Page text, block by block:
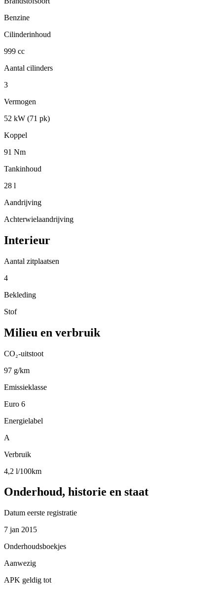
Benzine
Cilinderinhoud
999 cc
Aantal cilinders
3
Vermogen
52 kW (71 pk)
Koppel
91 Nm
Tankinhoud
28 l
Aandrijving
Achterwielaandrijving
Interieur
Aantal zitplaatsen
4
Bekleding
Stof
Milieu en verbruik
CO₂-uitstoot
97 g/km
Emissieklasse
Euro 6
Energielabel
A
Verbruik
4,2 l/100km
Onderhoud, historie en staat
Datum eerste registratie
7 jan 2015
Onderhoudsboekjes
Aanwezig
APK geldig tot